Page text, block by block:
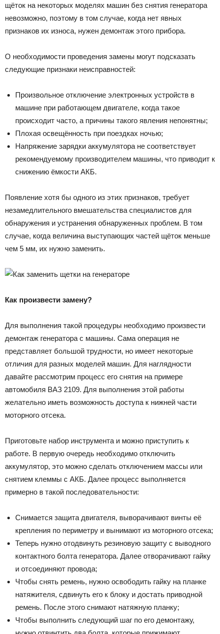
щёток на некоторых моделях машин без снятия генератора
невозможно, поэтому в том случае, когда нет явных
признаков их износа, нужен демонтаж этого прибора.
О необходимости проведения замены могут подсказать
следующие признаки неисправностей:
Произвольное отключение электронных устройств в
машине при работающем двигателе, когда такое
происходит часто, а причины такого явления непонятны;
Плохая освещённость при поездках ночью;
Напряжение зарядки аккумулятора не соответствует
рекомендуемому производителем машины, что приводит к
снижению ёмкости АКБ.
Появление хотя бы одного из этих признаков, требует
незамедлительного вмешательства специалистов для
обнаружения и устранения обнаруженных проблем. В том
случае, когда величина выступающих частей щёток меньше
чем 5 мм, их нужно заменить.
Как произвести замену?
Для выполнения такой процедуры необходимо произвести
демонтаж генератора с машины. Сама операция не
представляет большой трудности, но имеет некоторые
отличия для разных моделей машин. Для наглядности
давайте рассмотрим процесс его снятия на примере
автомобиля ВАЗ 2109. Для выполнения этой работы
желательно иметь возможность доступа к нижней части
моторного отсека.
Приготовьте набор инструмента и можно приступить к
работе. В первую очередь необходимо отключить
аккумулятор, это можно сделать отключением массы или
снятием клеммы с АКБ. Далее процесс выполняется
примерно в такой последовательности:
Снимается защита двигателя, выворачивают винты её
крепления по периметру и вынимают из моторного отсека;
Теперь нужно отодвинуть резиновую защиту с выводного
контактного болта генератора. Далее отворачивают гайку
и отсоединяют провода;
Чтобы снять ремень, нужно освободить гайку на планке
натяжителя, сдвинуть его к блоку и достать приводной
ремень. После этого снимают натяжную планку;
Чтобы выполнить следующий шаг по его демонтажу,